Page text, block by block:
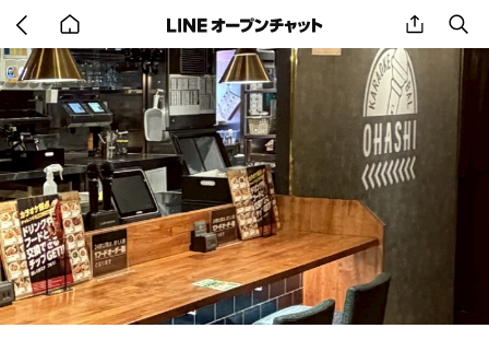
back
to
home
share